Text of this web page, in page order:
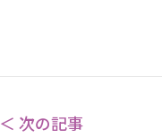
＜ 次の記事